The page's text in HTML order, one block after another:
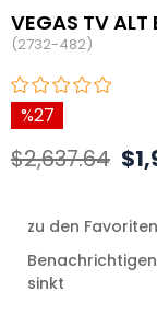
VEGAS TV ALT
(2732-482)
27
$2,637.64
zu den
sinkt